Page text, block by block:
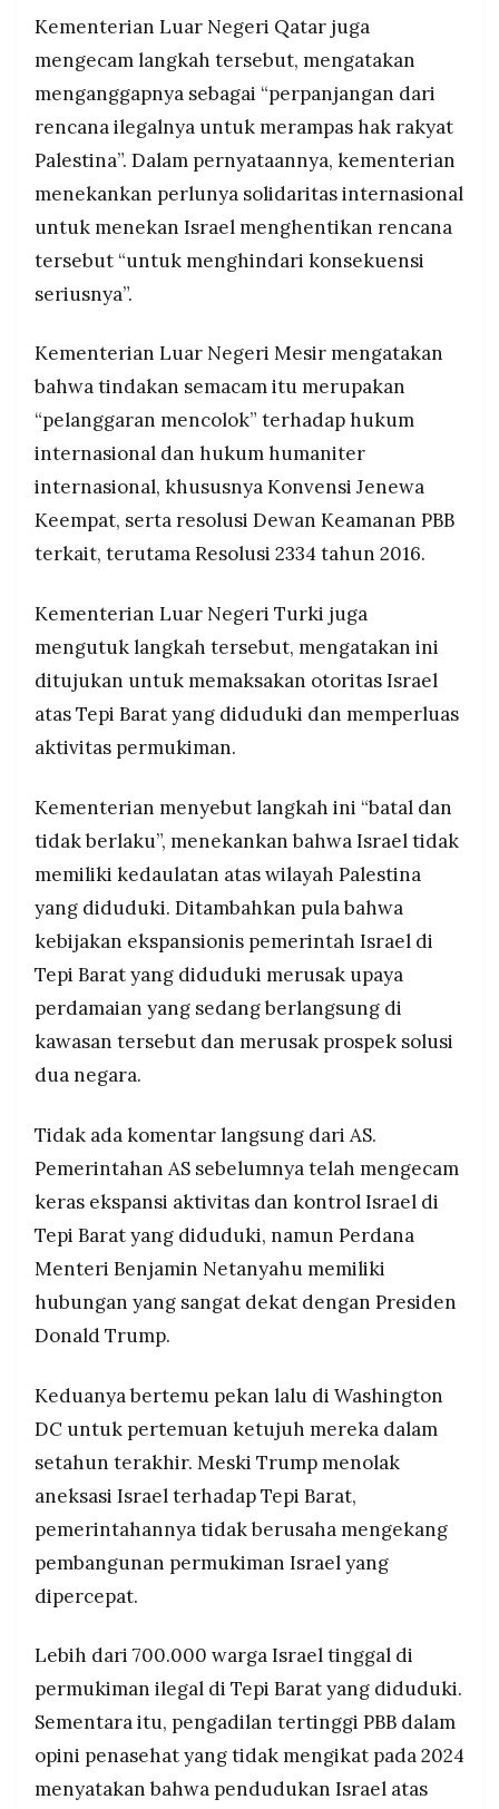
Kementerian Luar Negeri Qatar juga
mengecam langkah tersebut, mengatakan
menganggapnya sebagai “perpanjangan dari
rencana ilegalnya untuk merampas hak rakyat
Palestina”. Dalam pernyataannya, kementerian
menekankan perlunya solidaritas internasional
untuk menekan Israel menghentikan rencana
tersebut “untuk menghindari konsekuensi
seriusnya”.
Kementerian Luar Negeri Mesir mengatakan
bahwa tindakan semacam itu merupakan
“pelanggaran mencolok” terhadap hukum
internasional dan hukum humaniter
internasional, khususnya Konvensi Jenewa
Keempat, serta resolusi Dewan Keamanan PBB
terkait, terutama Resolusi 2334 tahun 2016.
Kementerian Luar Negeri Turki juga
mengutuk langkah tersebut, mengatakan ini
ditujukan untuk memaksakan otoritas Israel
atas Tepi Barat yang diduduki dan memperluas
aktivitas permukiman.
Kementerian menyebut langkah ini “batal dan
tidak berlaku”, menekankan bahwa Israel tidak
memiliki kedaulatan atas wilayah Palestina
yang diduduki. Ditambahkan pula bahwa
kebijakan ekspansionis pemerintah Israel di
Tepi Barat yang diduduki merusak upaya
perdamaian yang sedang berlangsung di
kawasan tersebut dan merusak prospek solusi
dua negara.
Tidak ada komentar langsung dari AS.
Pemerintahan AS sebelumnya telah mengecam
keras ekspansi aktivitas dan kontrol Israel di
Tepi Barat yang diduduki, namun Perdana
Menteri Benjamin Netanyahu memiliki
hubungan yang sangat dekat dengan Presiden
Donald Trump.
Keduanya bertemu pekan lalu di Washington
DC untuk pertemuan ketujuh mereka dalam
setahun terakhir. Meski Trump menolak
aneksasi Israel terhadap Tepi Barat,
pemerintahannya tidak berusaha mengekang
pembangunan permukiman Israel yang
dipercepat.
Lebih dari 700.000 warga Israel tinggal di
permukiman ilegal di Tepi Barat yang diduduki.
Sementara itu, pengadilan tertinggi PBB dalam
opini penasehat yang tidak mengikat pada 2024
menyatakan bahwa pendudukan Israel atas